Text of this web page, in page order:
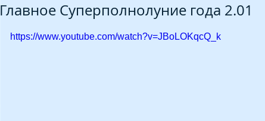
Главное Суперполнолуние года 2.01
https://www.youtube.com/watch?v=JBoLOKqcQ_k